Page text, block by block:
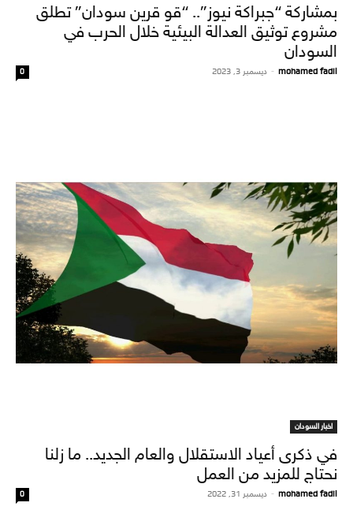
بمشاركة “جبراكة نيوز”.. “قو قرين سودان” تطلق
مشروع توثيق العدالة البيئية خلال الحرب في
السودان
mohamed fadil
- ديسمبر 3, 2023 0
اخبار السودان
في ذكرى أعياد الاستقلال والعام الجديد.. ما زلنا
نحتاج للمزيد من العمل
mohamed fadil
- ديسمبر 31, 2022 0